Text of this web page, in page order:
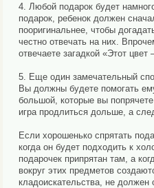
4. Любой подарок будет
подарок, ребенок должен
пооригинальнее, чтобы
честно отвечать на них.
отвечаете загадкой «Этот
5. Еще один замечательный
Вы должны будете помогать
большой, которые вы
игра продлиться дольше, а
Если хорошенько спрятать
когда он будет подходить к
подарочек припрятан там, а
вокруг этих предметов
кладоискательства, не должен